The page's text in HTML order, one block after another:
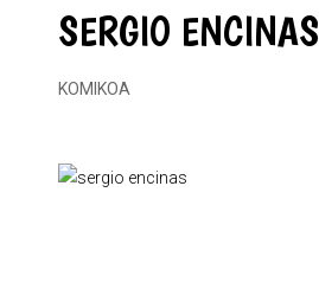
SERGIO ENCINAS
KOMIKOA